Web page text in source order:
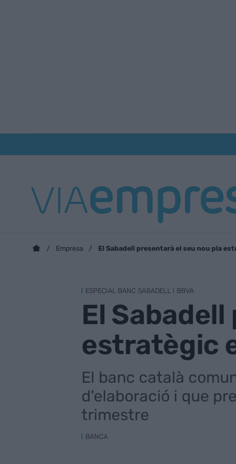
Empresa El Sabadell presentarà el seu nou pla
ESPECIAL BANC SABADELL I BBVA
El
estratègic
El banc català
d'elaboració i que
trimestre
BANCA